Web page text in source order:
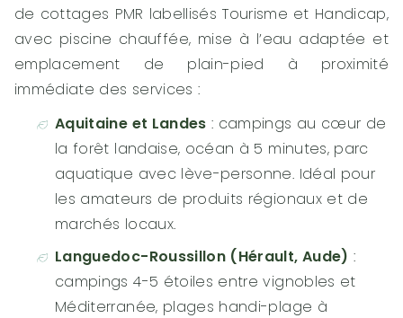
de cottages PMR labellisés Tourisme et Handicap,
avec piscine chauffée, mise à l’eau adaptée et
emplacement de plain-pied à proximité
immédiate des services :
Aquitaine et Landes : campings au cœur de
la forêt landaise, océan à 5 minutes, parc
aquatique avec lève-personne. Idéal pour
les amateurs de produits régionaux et de
marchés locaux.
Languedoc-Roussillon (Hérault, Aude) :
campings 4-5 étoiles entre vignobles et
Méditerranée, plages handi-plage à